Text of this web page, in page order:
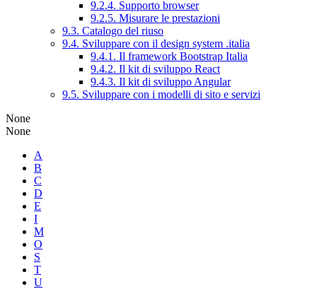
9.2.4. Supporto browser
9.2.5. Misurare le prestazioni
9.3. Catalogo del riuso
9.4. Sviluppare con il design system .italia
9.4.1. Il framework Bootstrap Italia
9.4.2. Il kit di sviluppo React
9.4.3. Il kit di sviluppo Angular
9.5. Sviluppare con i modelli di sito e servizi
None
None
A
B
C
D
E
I
M
O
S
T
U